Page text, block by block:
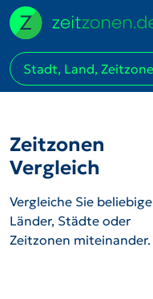
Zeitzonen
Vergleich
Vergleiche Sie beliebige
Länder, Städte oder
Zeitzonen miteinander.